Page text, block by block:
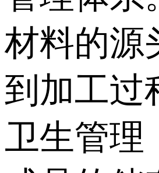
材料的源
到加工过
卫生管理